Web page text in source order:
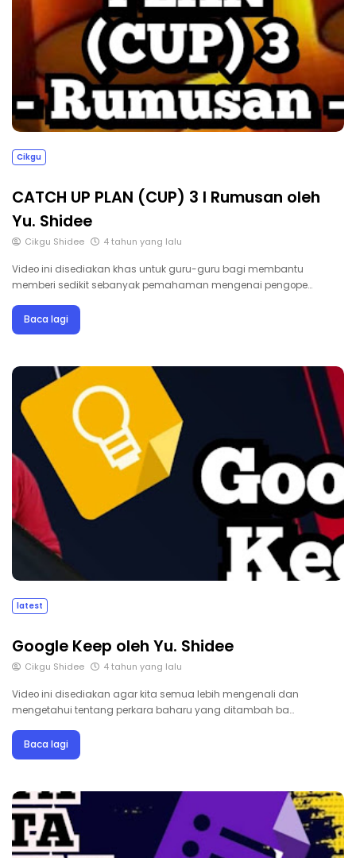
Cikgu
CATCH UP PLAN (CUP) 3 l Rumusan oleh
Yu. Shidee
Cikgu Shidee 4 tahun yang lalu
Video ini disediakan khas untuk guru-guru bagi membantu
memberi sedikit sebanyak pemahaman mengenai pengope…
Baca lagi
latest
Google Keep oleh Yu. Shidee
Cikgu Shidee 4 tahun yang lalu
Video ini disediakan agar kita semua lebih mengenali dan
mengetahui tentang perkara baharu yang ditambah ba…
Baca lagi